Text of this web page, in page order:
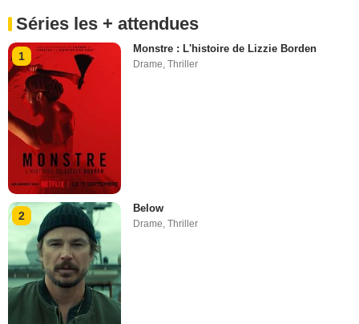
Séries les + attendues
1
Monstre : L'histoire de Lizzie Borden
Drame,Thriller
2
Below
Drame ,Thriller